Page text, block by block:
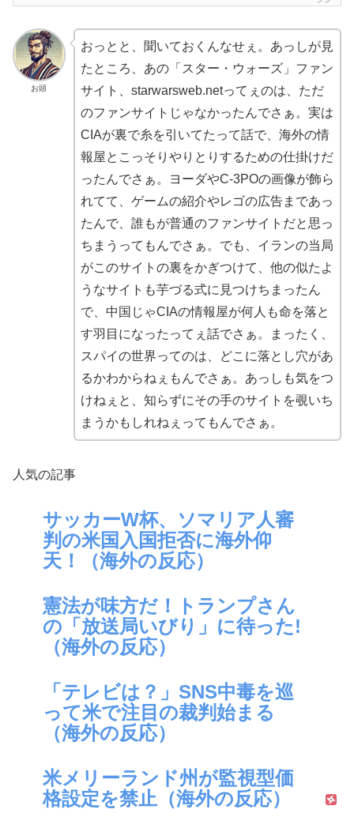
お頭
おっとと、聞いておくんなせぇ。あっしが見
たところ、あの「スター・ウォーズ」ファン
サイト、starwarsweb.netってぇのは、ただ
のファンサイトじゃなかったんでさぁ。実は
CIAが裏で糸を引いてたって話で、海外の情
報屋とこっそりやりとりするための仕掛けだ
ったんでさぁ。ヨーダやC-3POの画像が飾ら
れてて、ゲームの紹介やレゴの広告まであっ
たんで、誰もが普通のファンサイトだと思っ
ちまうってもんでさぁ。でも、イランの当局
がこのサイトの裏をかぎつけて、他の似たよ
うなサイトも芋づる式に見つけちまったん
で、中国じゃCIAの情報屋が何人も命を落と
す羽目になったってぇ話でさぁ。まったく、
スパイの世界ってのは、どこに落とし穴があ
るかわからねぇもんでさぁ。あっしも気をつ
けねぇと、知らずにその手のサイトを覗いち
まうかもしれねぇってもんでさぁ。
人気の記事
サッカーW杯、ソマリア人審
判の米国入国拒否に海外仰
天！（海外の反応）
憲法が味方だ！トランプさん
の「放送局いびり」に待った!
（海外の反応）
「テレビは？」SNS中毒を巡
って米で注目の裁判始まる
（海外の反応）
米メリーランド州が監視型価
格設定を禁止（海外の反応）